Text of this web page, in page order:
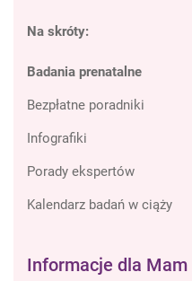
Na skróty:
Badania prenatalne
Bezpłatne poradniki
Infografiki
Porady ekspertów
Kalendarz badań w ciąży
Informacje dla Mam